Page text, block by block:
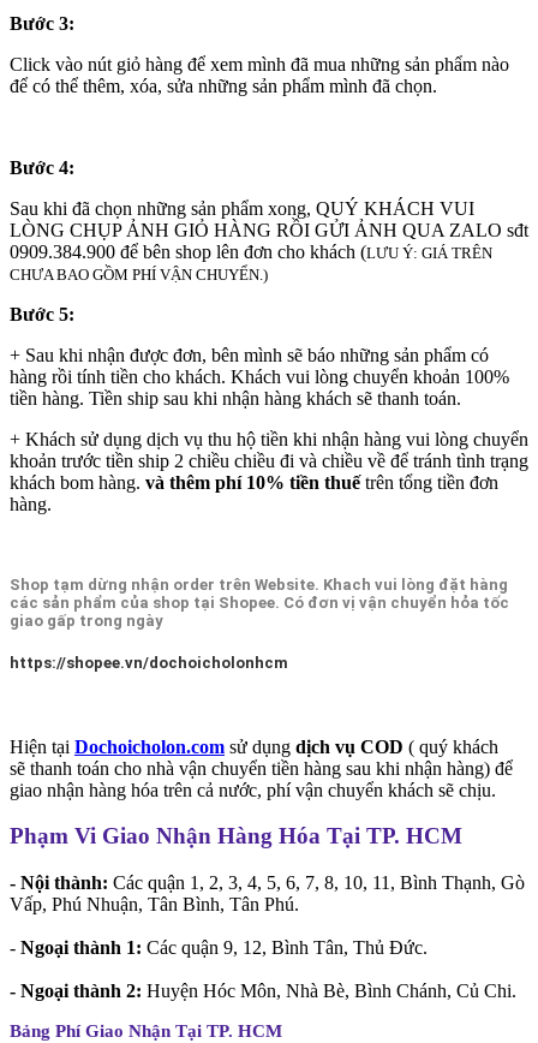
Bước 3:
Click vào nút giỏ hàng để xem mình đã mua những sản phẩm nào
để có thể thêm, xóa, sửa những sản phẩm mình đã chọn.
Bước 4:
Sau khi đã chọn những sản phẩm xong, QUÝ KHÁCH VUI
LÒNG CHỤP ẢNH GIỎ HÀNG RỒI GỬI ẢNH QUA ZALO sđt
0909.384.900 để bên shop lên đơn cho khách (LƯU Ý: GIÁ TRÊN
CHƯA BAO GỒM PHÍ VẬN CHUYỂN.)
Bước 5:
+ Sau khi nhận được đơn, bên mình sẽ báo những sản phẩm có
hàng rồi tính tiền cho khách. Khách vui lòng chuyển khoản 100%
tiền hàng. Tiền ship sau khi nhận hàng khách sẽ thanh toán.
+ Khách sử dụng dịch vụ thu hộ tiền khi nhận hàng vui lòng chuyển
khoản trước tiền ship 2 chiều chiều đi và chiều về để tránh tình trạng
khách bom hàng. và thêm phí 10% tiền thuếtrên tổng tiền đơn
hàng.
Shop tạm dừng nhận order trên Website. Khach vui lòng đặt hàng
các sản phẩm của shop tại Shopee. Có đơn vị vận chuyển hỏa tốc
giao gấp trong ngày
https://shopee.vn/dochoicholonhcm
Hiện tại Dochoicholon.com sử dụng dịch vụ COD ( quý khách
sẽ thanh toán cho nhà vận chuyển tiền hàng sau khi nhận hàng) để
giao nhận hàng hóa trên cả nước, phí vận chuyển khách sẽ chịu.
Phạm Vi Giao Nhận Hàng Hóa Tại TP. HCM
- Nội thành: Các quận 1, 2, 3, 4, 5, 6, 7, 8, 10, 11, Bình Thạnh, Gò
Vấp, Phú Nhuận, Tân Bình, Tân Phú.
- Ngoại thành 1: Các quận 9, 12, Bình Tân, Thủ Đức.
- Ngoại thành 2: Huyện Hóc Môn, Nhà Bè, Bình Chánh, Củ Chi.
Bảng Phí Giao Nhận Tại TP. HCM